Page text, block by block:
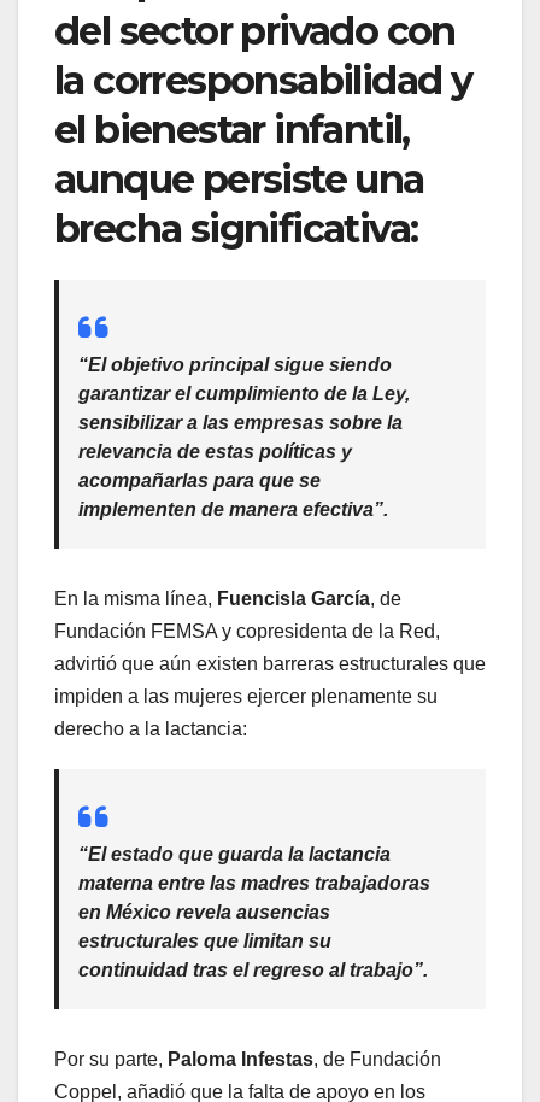
del sector privado con
la corresponsabilidad y
el bienestar infantil,
aunque persiste una
brecha significativa:
“El objetivo principal sigue siendo
garantizar el cumplimiento de la Ley,
sensibilizar a las empresas sobre la
relevancia de estas políticas y
acompañarlas para que se
implementen de manera efectiva”.
En la misma línea, Fuencisla García, de
Fundación FEMSA y copresidenta de la Red,
advirtió que aún existen barreras estructurales que
impiden a las mujeres ejercer plenamente su
derecho a la lactancia:
“El estado que guarda la lactancia
materna entre las madres trabajadoras
en México revela ausencias
estructurales que limitan su
continuidad tras el regreso al trabajo”.
Por su parte, Paloma Infestas, de Fundación
Coppel, añadió que la falta de apoyo en los